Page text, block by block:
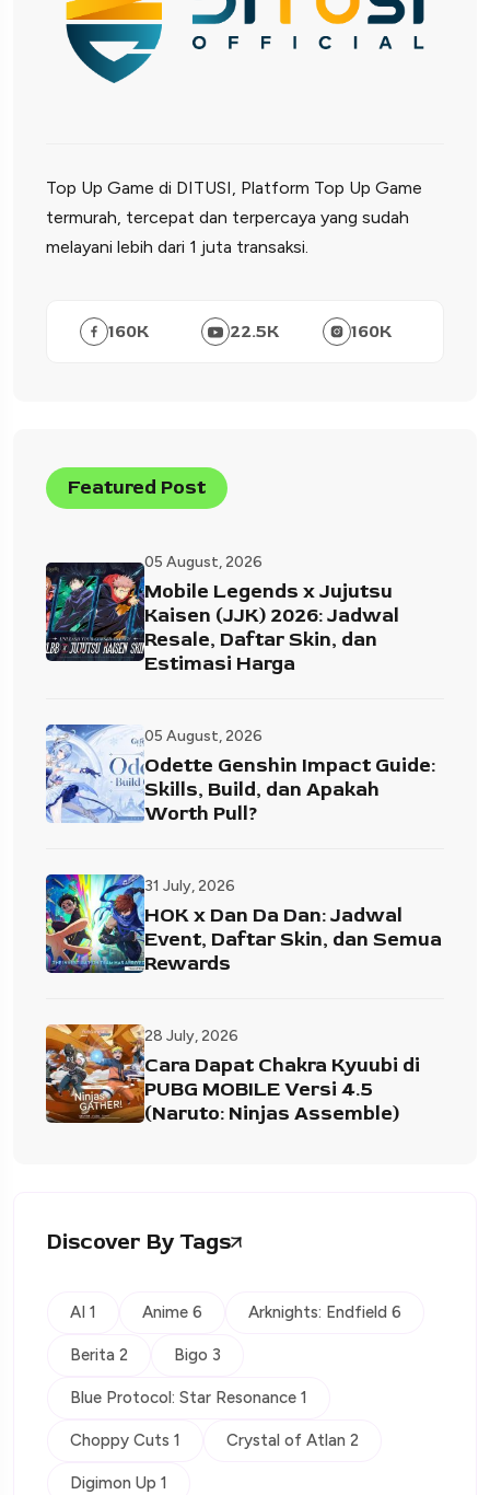
Top Up Game di DITUSI, Platform Top Up Game
termurah, tercepat dan terpercaya yang sudah
melayani lebih dari 1 juta transaksi.
160K 22.5K 160K
Featured Post
05 August, 2026
Mobile Legends x Jujutsu
Kaisen (JJK) 2026: Jadwal
Resale, Daftar Skin, dan
Estimasi Harga
05 August, 2026
Odette Genshin Impact Guide:
Skills, Build, dan Apakah
Worth Pull?
31 July, 2026
HOK x Dan Da Dan: Jadwal
Event, Daftar Skin, dan Semua
Rewards
28 July, 2026
Cara Dapat Chakra Kyuubi di
PUBG MOBILE Versi 4.5
(Naruto: Ninjas Assemble)
Discover By Tags
AI 1 Anime 6 Arknights: Endfield 6
Berita 2 Bigo 3
Blue Protocol: Star Resonance 1
Choppy Cuts 1 Crystal of Atlan 2
Digimon Up 1